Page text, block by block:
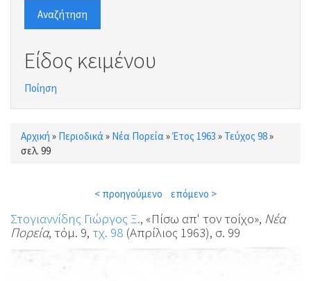
Αναζήτηση
Είδος κειμένου
Ποίηση
Είστε εδώ
Αρχική » Περιοδικά » Νέα Πορεία »Έτος 1963 » Τεύχος 98»
σελ. 99
< προηγούμενο επόμενο >
Στογιαννίδης Γιώργος Ξ., «Πίσω απ' τον τοίχο», Νέα
Πορεία, τόμ. 9, τχ. 98 (Απρίλιος 1963), σ. 99